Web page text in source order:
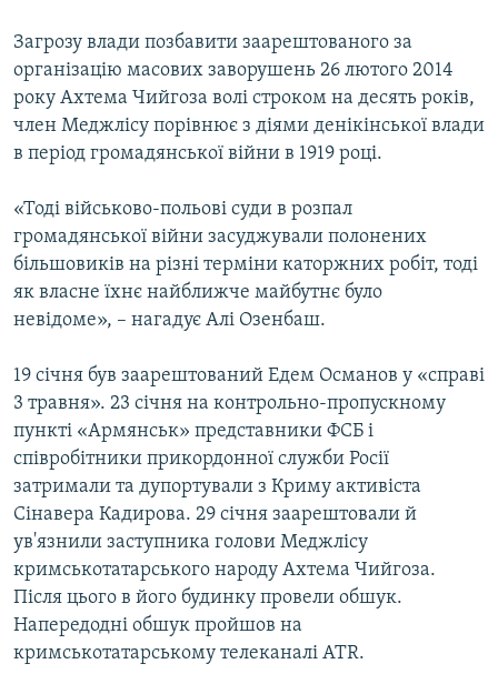
Загрозу влади позбавити заарештованого за
організацію масових заворушень 26 лютого 2014
року Ахтема Чийгоза волі строком на десять років,
член Меджлісу порівнює з діями денікінської влади
в період громадянської війни в 1919 році.
«Тоді військово-польові суди в розпал
громадянської війни засуджували полонених
більшовиків на різні терміни каторжних робіт, тоді
як власне їхнє найближче майбутнє було
невідоме», – нагадує Алі Озенбаш.
19 січня був заарештований Едем Османов у «справі
3 травня». 23 січня на контрольно-пропускному
пункті «Армянськ» представники ФСБ і
співробітники прикордонної служби Росії
затримали та дупортували з Криму активіста
Сінавера Кадирова. 29 січня заарештовали й
ув'язнили заступника голови Меджлісу
кримськотатарського народу Ахтема Чийгоза.
Після цього в його будинку провели обшук.
Напередодні обшук пройшов на
кримськотатарському телеканалі ATR.